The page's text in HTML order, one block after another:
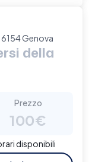
Genova
della
Prezzo
100€
disponibili